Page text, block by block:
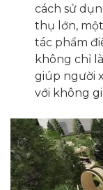
cách sử
thụ lớn,
tác phẩm
không chỉ
giúp người
với không